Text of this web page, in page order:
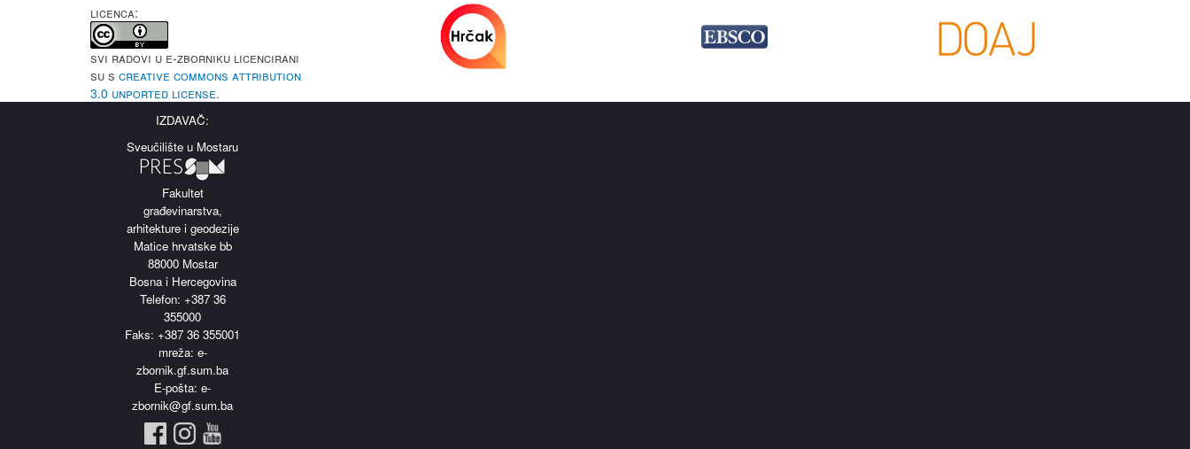
LICENCA:
Svi radovi u e-Zborniku licencirani
su s Creative Commons Attribution
3.0 Unported License.
IZDAVAČ:
Sveučilište u Mostaru
Fakultet
građevinarstva,
arhitekture i geodezije
Matice hrvatske bb
88000 Mostar
Bosna i Hercegovina
Telefon: +387 36
355000
Faks: +387 36 355001
mreža: e-
zbornik.gf.sum.ba
E-pošta: e-
zbornik@gf.sum.ba